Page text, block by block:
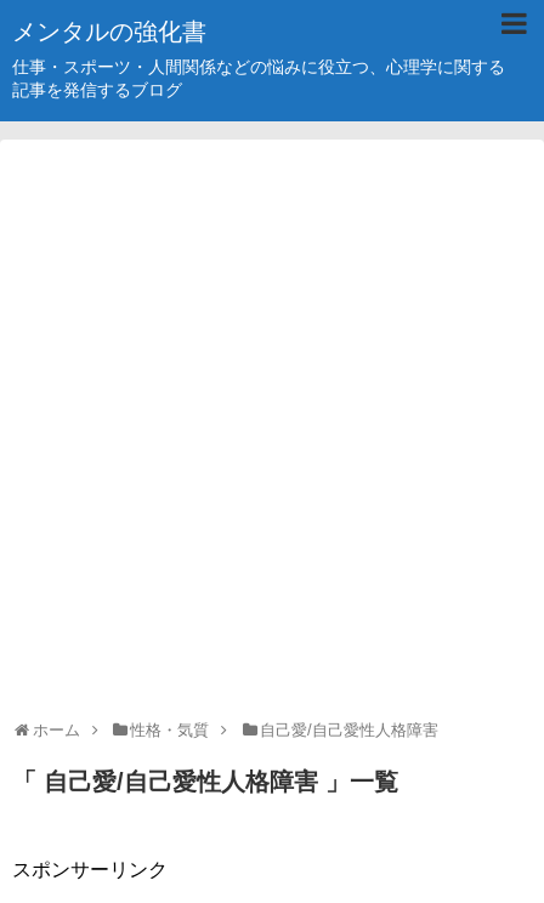
メンタルの強化書
仕事・スポーツ・人間関係などの悩みに役立つ、心理学に関する
記事を発信するブログ
ホーム 性格・気質 自己愛/自己愛性人格障害
「 自己愛/自己愛性人格障害 」一覧
スポンサーリンク